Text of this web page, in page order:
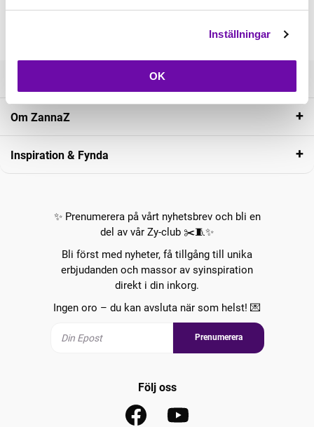
Inställningar
OK
Om ZannaZ
Inspiration & Fynda
✨ Prenumerera på vårt nyhetsbrev och bli en
del av vår Zy-club ✂️🧵✨
Bli först med nyheter, få tillgång till unika
erbjudanden och massor av syinspiration
direkt i din inkorg.
Ingen oro – du kan avsluta när som helst! 💌
Prenumerera
Följ oss